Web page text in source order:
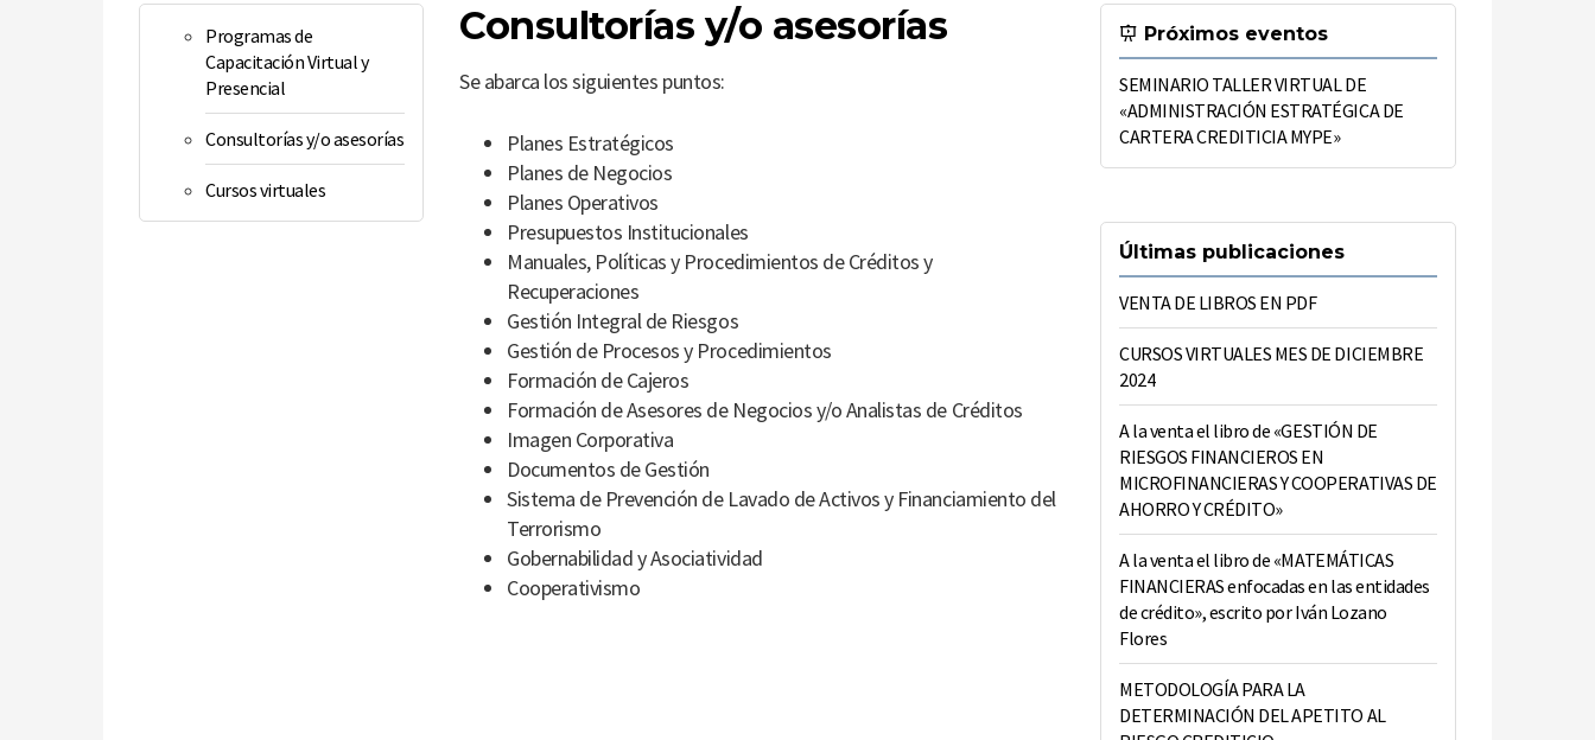
Consultorías y/o asesorías
Se abarca los siguientes puntos:
Planes Estratégicos
Planes de Negocios
Planes Operativos
Presupuestos Institucionales
Manuales, Políticas y Procedimientos de Créditos y
Recuperaciones
Gestión Integral de Riesgos
Gestión de Procesos y Procedimientos
Formación de Cajeros
Formación de Asesores de Negocios y/o Analistas de Créditos
Imagen Corporativa
Documentos de Gestión
Sistema de Prevención de Lavado de Activos y Financiamiento del
Terrorismo
Gobernabilidad y Asociatividad
Cooperativismo
Programas de
Capacitación Virtual y
Presencial
Consultorías y/o asesorías
Cursos virtuales
Próximos eventos
SEMINARIO TALLER VIRTUAL DE
«ADMINISTRACIÓN ESTRATÉGICA DE
CARTERA CREDITICIA MYPE»
Últimas publicaciones
VENTA DE LIBROS EN PDF
CURSOS VIRTUALES MES DE DICIEMBRE
2024
A la venta el libro de «GESTIÓN DE
RIESGOS FINANCIEROS EN
MICROFINANCIERAS Y COOPERATIVAS DE
AHORRO Y CRÉDITO»
A la venta el libro de «MATEMÁTICAS
FINANCIERAS enfocadas en las entidades
de crédito», escrito por Iván Lozano
Flores
METODOLOGÍA PARA LA
DETERMINACIÓN DEL APETITO AL